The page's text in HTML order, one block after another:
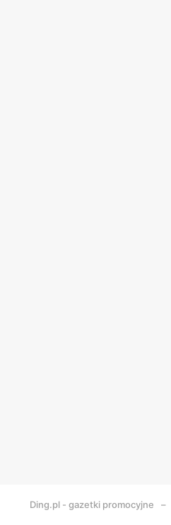
Ding.pl - gazetki promocyjne